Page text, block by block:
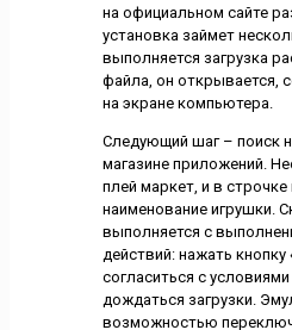
на официальном сайте
установка займет
выполняется загрузка
файла, он открывается,
на экране компьютера.
Следующий шаг – поиск
магазине приложений.
плей маркет, и в строчке
наименование игрушки.
выполняется с
действий: нажать кнопку
согласиться с
дождаться загрузки.
возможностью